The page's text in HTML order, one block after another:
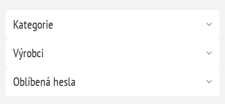
Kategorie
Výrobci
Oblíbená hesla